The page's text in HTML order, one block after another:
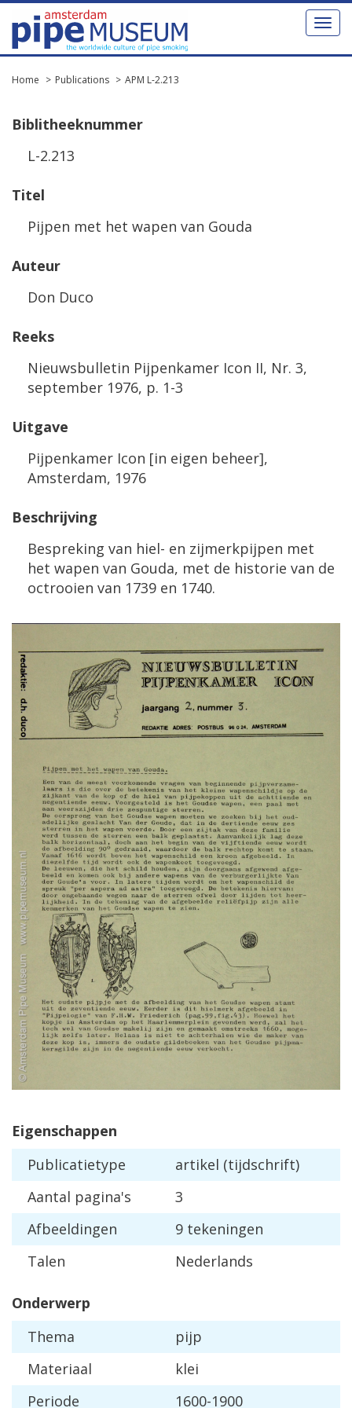
Toggle
Home Publications APM L-2.213
Biblitheeknummer
L-2.213
Titel
Pijpen met het wapen van Gouda
Auteur
Don Duco
Reeks
Nieuwsbulletin Pijpenkamer Icon II, Nr. 3,
september 1976, p. 1-3
Uitgave
Pijpenkamer Icon [in eigen beheer],
Amsterdam, 1976
Beschrijving
Bespreking van hiel- en zijmerkpijpen met
het wapen van Gouda, met de historie van de
octrooien van 1739 en 1740.
Eigenschappen
Publicatietype
artikel (tijdschrift)
Aantal pagina's
3
Afbeeldingen
9 tekeningen
Talen
Nederlands
Onderwerp
Thema
pijp
Materiaal
klei
Periode
1600-1900